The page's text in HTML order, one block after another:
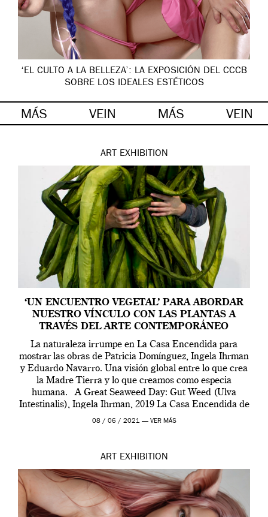
‘EL CULTO A LA BELLEZA’: LA EXPOSICIÓN DEL CCCB
SOBRE LOS IDEALES ESTÉTICOS
MÁS VEIN MÁS VEIN
ART EXHIBITION
‘UN ENCUENTRO VEGETAL’ PARA ABORDAR
NUESTRO VÍNCULO CON LAS PLANTAS A
TRAVÉS DEL ARTE CONTEMPORÁNEO
La naturaleza irrumpe en La Casa Encendida para
mostrar las obras de Patricia Domínguez, Ingela Ihrman
y Eduardo Navarro. Una visión global entre lo que crea
la Madre Tierra y lo que creamos como especia
humana. A Great Seaweed Day: Gut Weed (Ulva
Intestinalis), Ingela Ihrman, 2019 La Casa Encendida de
Madrid y la Wellcome […]
08 / 06 / 2021 — VER MÁS
ART EXHIBITION